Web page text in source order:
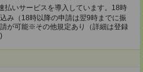
払いサービスを導入しています。18時
み（18時以降の申請は翌9時までに振
が可能※その他規定あり（詳細は登録